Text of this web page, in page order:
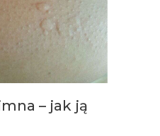
– jak ją